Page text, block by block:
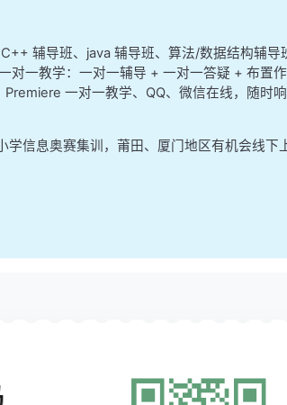
辅导班、java 辅导班、算法/数据结构辅导
对一教学：一对一辅导 + 一对一答疑 + 布置
一对一教学、QQ、微信在线，随时响
信息奥赛集训，莆田、厦门地区有机会线下